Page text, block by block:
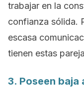
trabajar en la
confianza sólida.
escasa
tienen estas
3. Poseen baja